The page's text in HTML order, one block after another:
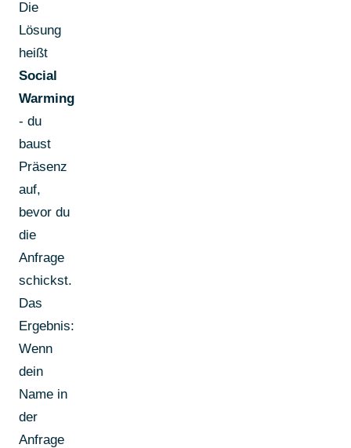
Die
Lösung
heißt
Social
Warming
- du
baust
Präsenz
auf,
bevor du
die
Anfrage
schickst.
Das
Ergebnis:
Wenn
dein
Name in
der
Anfrage